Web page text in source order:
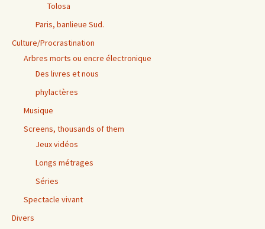
Tolosa
Paris, banlieue Sud.
Culture/Procrastination
Arbres morts ou encre électronique
Des livres et nous
phylactères
Musique
Screens, thousands of them
Jeux vidéos
Longs métrages
Séries
Spectacle vivant
Divers